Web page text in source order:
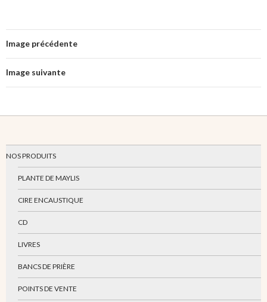
Image précédente
Image suivante
NOS PRODUITS
PLANTE DE MAYLIS
CIRE ENCAUSTIQUE
CD
LIVRES
BANCS DE PRIÈRE
POINTS DE VENTE